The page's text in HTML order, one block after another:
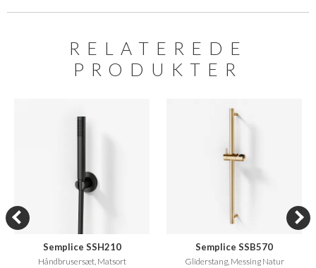
RELATEREDE
PRODUKTER
Semplice SSH210
Håndbrusersæt, Matsort
Semplice SSB570
Gliderstang, Messing Natur